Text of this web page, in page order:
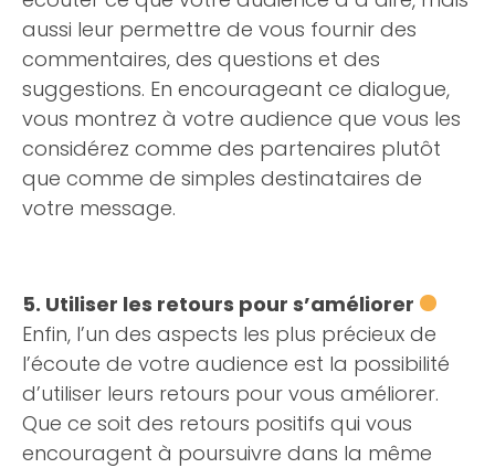
aussi leur permettre de vous fournir des
commentaires, des questions et des
suggestions. En encourageant ce dialogue,
vous montrez à votre audience que vous les
considérez comme des partenaires plutôt
que comme de simples destinataires de
votre message.
5. Utiliser les retours pour s’améliorer
Enfin, l’un des aspects les plus précieux de
l’écoute de votre audience est la possibilité
d’utiliser leurs retours pour vous améliorer.
Que ce soit des retours positifs qui vous
encouragent à poursuivre dans la même